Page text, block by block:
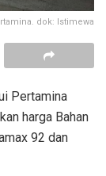
dok: Istimewa
Pertamina
harga Bahan
92 dan